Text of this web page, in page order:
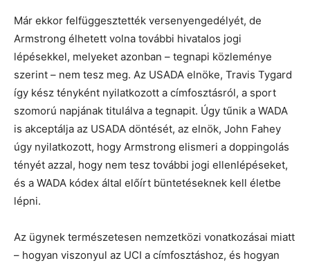
Már ekkor felfüggesztették versenyengedélyét, de
Armstrong élhetett volna további hivatalos jogi
lépésekkel, melyeket azonban – tegnapi közleménye
szerint – nem tesz meg. Az USADA elnöke, Travis Tygard
így kész tényként nyilatkozott a címfosztásról, a sport
szomorú napjának titulálva a tegnapit. Úgy tűnik a WADA
is akceptálja az USADA döntését, az elnök, John Fahey
úgy nyilatkozott, hogy Armstrong elismeri a doppingolás
tényét azzal, hogy nem tesz további jogi ellenlépéseket,
és a WADA kódex által előírt büntetéseknek kell életbe
lépni.
Az ügynek természetesen nemzetközi vonatkozásai miatt
– hogyan viszonyul az UCI a címfosztáshoz, és hogyan